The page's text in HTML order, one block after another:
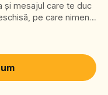
şi mesajul care te duc
pe care nimeni